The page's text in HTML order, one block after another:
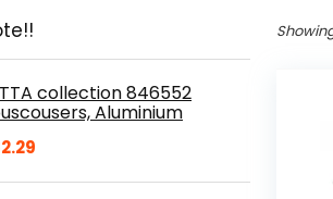
collection 846552
Aluminium